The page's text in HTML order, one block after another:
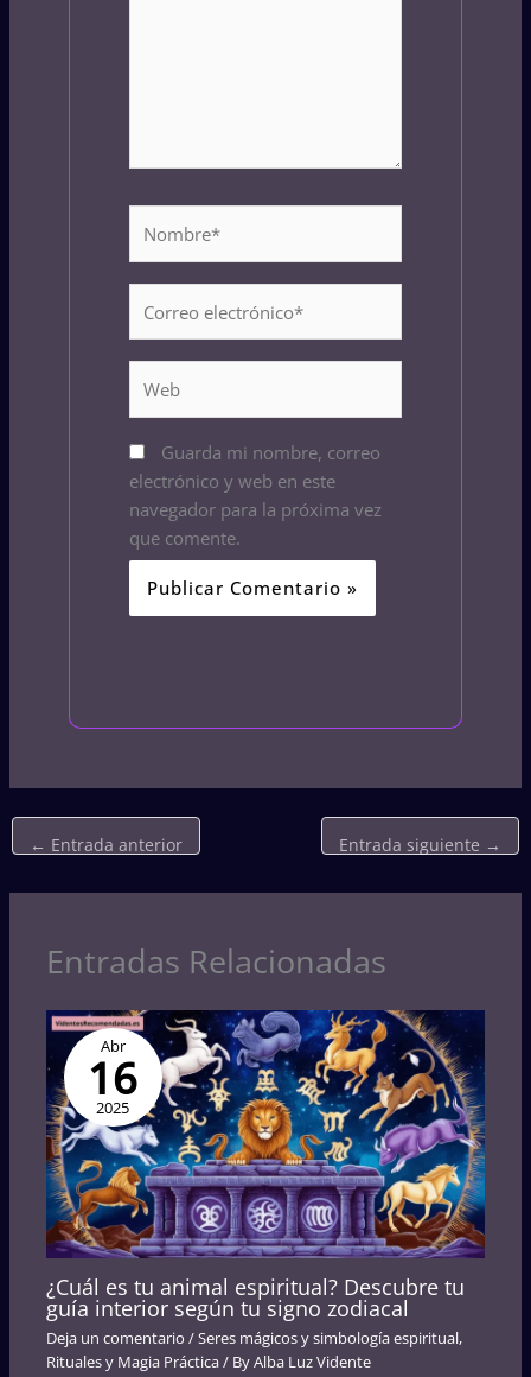
electrónico*
Guarda mi nombre, correo
electrónico y web en este
navegador para la próxima vez
que comente.
← Entrada anterior Entrada siguiente →
Entradas Relacionadas
Abr
16
2025
¿Cuál es tu animal espiritual? Descubre tu
guía interior según tu signo zodiacal
Deja un comentario /Seres mágicos y simbología espiritual,
Rituales y Magia Práctica/ ByAlba Luz Vidente